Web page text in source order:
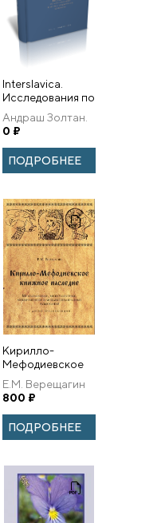
Interslavica.
Исследования по
межславянским
языковым и
культурным
контактам.
Андраш Золтан.
0 ₽
ПОДРОБНЕЕ
Кирилло-
Мефодиевское
книжное
наследие.
Межъязыковые,
межкультурные,
межвременные и
Е.М. Верещагин
800 ₽
ПОДРОБНЕЕ